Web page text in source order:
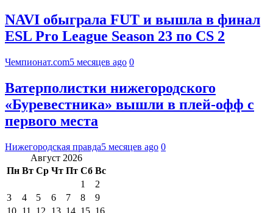
NAVI обыграла FUT и вышла в финал
ESL Pro League Season 23 по CS 2
Чемпионат.com5 месяцев ago 0
Ватерполистки нижегородского
«Буревестника» вышли в плей-офф с
первого места
Нижегородская правда5 месяцев ago 0
Август 2026
Пн Вт Ср Чт Пт Сб Вс
1
2
3
4 5 6 7 8
9
10 11 12 13 14 15 16